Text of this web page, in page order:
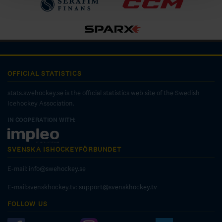
OFFICIAL STATISTICS
stats.swehockey.se is the official statistics web site of the Swedish
Icehockey Association.
IN COOPERATION WITH:
SVENSKA ISHOCKEYFÖRBUNDET
E-mail: info@swehockey.se
E-mail:svenskhockey.tv: support@svenskhockey.tv
FOLLOW US